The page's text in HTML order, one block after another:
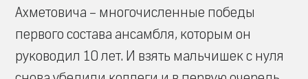
Ахметовича – многочисленные победы
первого состава ансамбля, которым он
руководил 10 лет. И взять мальчишек с нуля